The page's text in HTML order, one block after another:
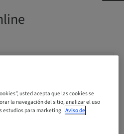
usted acepta que las cookies se
la navegación del sitio, analizar el uso
estudios para marketing. Aviso de